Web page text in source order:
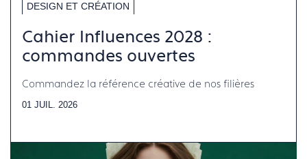
DESIGN ET CRÉATION
Cahier Influences 2028 :
commandes ouvertes
Commandez la référence créative de nos filières
01 JUIL. 2026